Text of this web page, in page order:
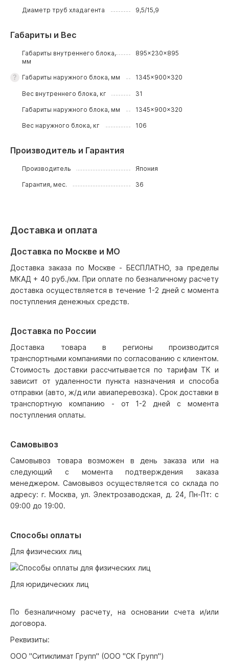
Диаметр труб хладагента 9,5/15,9
Габариты и Вес
Габариты внутреннего блока,
мм
895x230x895
Габариты наружного блока, мм 1345x900x320
Вес внутреннего блока, кг 31
Габариты наружного блока, мм 1345x900x320
Вес наружного блока, кг 106
Производитель и Гарантия
Производитель Япония
Гарантия, мес. 36
Доставка и оплата
Доставка по Москве и МО
Доставка заказа по Москве - БЕСПЛАТНО, за пределы
МКАД + 40 руб./км. При оплате по безналичному расчету
доставка осуществляется в течение 1-2 дней с момента
поступления денежных средств.
Доставка по России
Доставка товара в регионы производится
транспортными компаниями по согласованию с клиентом.
Стоимость доставки рассчитывается по тарифам ТК и
зависит от удаленности пункта назначения и способа
отправки (авто, ж/д или авиаперевозка). Срок доставки в
транспортную компанию - от 1-2 дней с момента
поступления оплаты.
Самовывоз
Самовывоз товара возможен в день заказа или на
следующий с момента подтверждения заказа
менеджером. Самовывоз осуществляется со склада по
адресу: г. Москва, ул. Электрозаводская, д. 24, Пн-Пт: с
09:00 до 19:00.
Способы оплаты
Для физических лиц
Для юридических лиц
По безналичному расчету, на основании счета и/или
договора.
Реквизиты:
ООО "Ситиклимат Групп" (ООО "СК Групп")